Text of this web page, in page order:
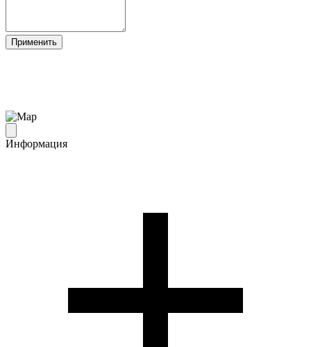
Информация